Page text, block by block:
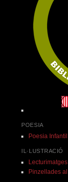
POESIA
Poesia
IL·LUSTRACIÓ
Lecturimatges
Pinzellades